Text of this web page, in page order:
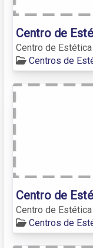
Centro de
Centro de
Centros de
Centro de
Centro de
Centros de